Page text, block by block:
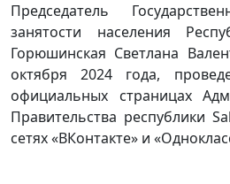
Председатель
занятости населения
Горюшинская Светлана
октября 2024 года,
официальных страницах
Правительства республики
сетях «ВКонтакте» и